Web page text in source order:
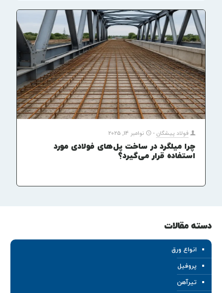
فولاد پیشگان - نوامبر 14, 2025
چرا میلگرد در ساخت پل‌های فولادی مورد
استفاده قرار می‌گیرد؟
دسته مقالات
انواع ورق
پروفیل
تیرآهن